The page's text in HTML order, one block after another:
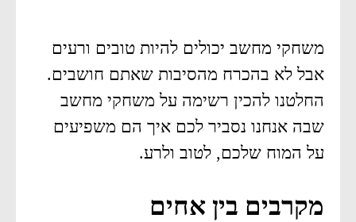
משחקי מחשב יכולים להיות טובים ורעים
אבל לא בהכרח מהסיבות שאתם חושבים.
החלטנו להכין רשימה על משחקי מחשב
שבה אנחנו נסביר לכם איך הם משפיעים
על המוח שלכם, לטוב ולרע.
מקרבים בין אחים